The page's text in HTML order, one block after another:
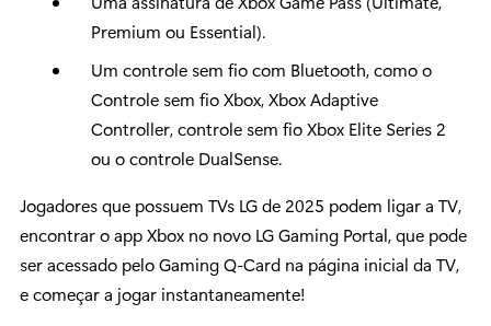
Premium ou Essential).
Um controle sem fio com Bluetooth, como o
Controle sem fio Xbox, Xbox Adaptive
Controller, controle sem fio Xbox Elite Series 2
ou o controle DualSense.
Jogadores que possuem TVs LG de 2025 podem ligar a TV,
encontrar o app Xbox no novo LG Gaming Portal, que pode
ser acessado pelo Gaming Q-Card na página inicial da TV,
e começar a jogar instantaneamente!